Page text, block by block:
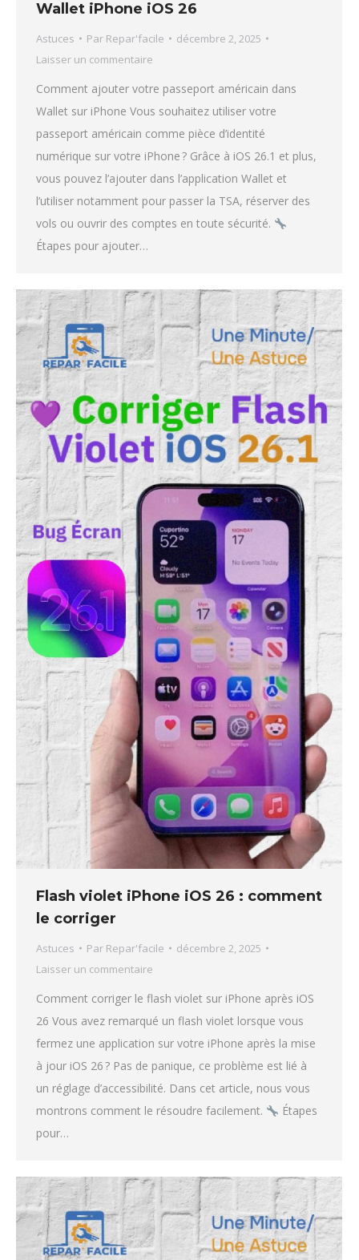
Wallet iPhone iOS 26
Astuces Par Repar'facile
décembre 2, 2025
Laisser un commentaire
Comment ajouter votre passeport américain dans
Wallet sur iPhone Vous souhaitez utiliser votre
passeport américain comme pièce d’identité
numérique sur votre iPhone ? Grâce à iOS 26.1 et plus,
vous pouvez l’ajouter dans l’application Wallet et
l’utiliser notamment pour passer la TSA, réserver des
vols ou ouvrir des comptes en toute sécurité.
Étapes pour ajouter…
Flash violet iPhone iOS 26 : comment
le corriger
Astuces Par Repar'facile
décembre 2, 2025
Laisser un commentaire
Comment corriger le flash violet sur iPhone après iOS
26 Vous avez remarqué un flash violet lorsque vous
fermez une application sur votre iPhone après la mise
à jour iOS 26 ? Pas de panique, ce problème est lié à
un réglage d’accessibilité. Dans cet article, nous vous
montrons comment le résoudre facilement.
Étapes
pour…